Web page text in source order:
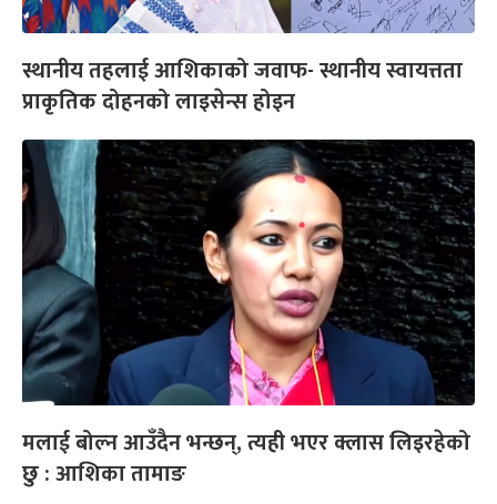
स्थानीय तहलाई आशिकाको जवाफ- स्थानीय स्वायत्तता
प्राकृतिक दोहनको लाइसेन्स होइन
मलाई बोल्न आउँदैन भन्छन्, त्यही भएर क्लास लिइरहेको
छु : आशिका तामाङ